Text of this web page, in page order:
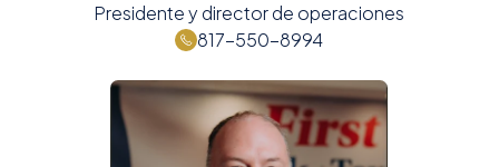
Presidente y director de operaciones
817-550-8994